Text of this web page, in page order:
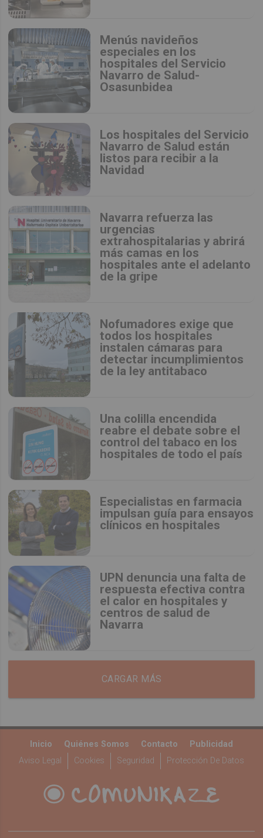
Menús navideños
especiales en los
hospitales del Servicio
Navarro de Salud-
Osasunbidea
Los hospitales del Servicio
Navarro de Salud están
listos para recibir a la
Navidad
Navarra refuerza las
urgencias
extrahospitalarias y abrirá
más camas en los
hospitales ante el adelanto
de la gripe
Nofumadores exige que
todos los hospitales
instalen cámaras para
detectar incumplimientos
de la ley antitabaco
Una colilla encendida
reabre el debate sobre el
control del tabaco en los
hospitales de todo el país
Especialistas en farmacia
impulsan guía para ensayos
clínicos en hospitales
UPN denuncia una falta de
respuesta efectiva contra
el calor en hospitales y
centros de salud de
Navarra
CARGAR MÁS
Inicio Quiénes Somos Contacto
Publicidad
Aviso Legal
Cookies Seguridad Protección De Datos